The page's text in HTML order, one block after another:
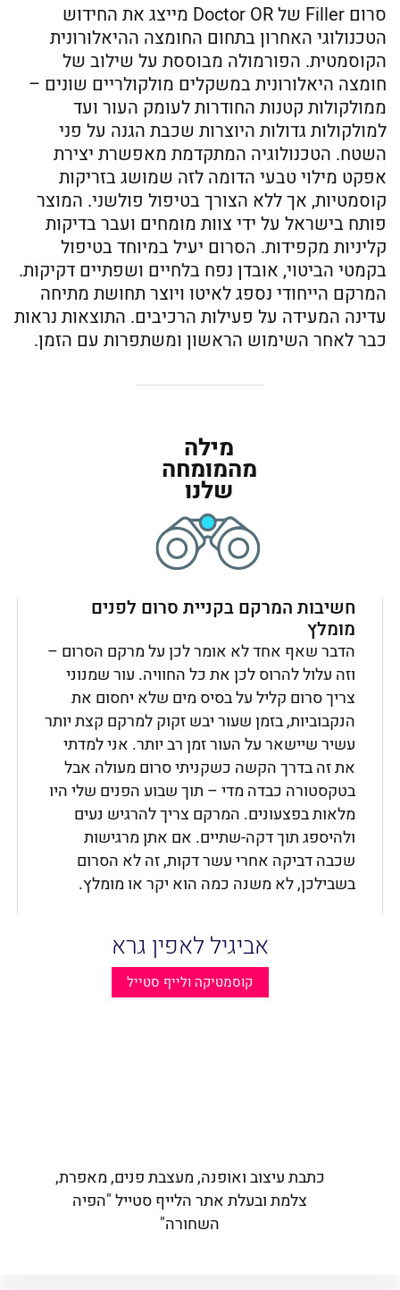
סרום Filler של Doctor OR מייצג את החידוש
הטכנולוגי האחרון בתחום החומצה ההיאלורונית
הקוסמטית. הפורמולה מבוססת על שילוב של
חומצה היאלורונית במשקלים מולקולריים שונים –
ממולקולות קטנות החודרות לעומק העור ועד
למולקולות גדולות היוצרות שכבת הגנה על פני
השטח. הטכנולוגיה המתקדמת מאפשרת יצירת
אפקט מילוי טבעי הדומה לזה שמושג בזריקות
קוסמטיות, אך ללא הצורך בטיפול פולשני. המוצר
פותח בישראל על ידי צוות מומחים ועבר בדיקות
קליניות מקפידות. הסרום יעיל במיוחד בטיפול
בקמטי הביטוי, אובדן נפח בלחיים ושפתיים דקיקות.
המרקם הייחודי נספג לאיטו ויוצר תחושת מתיחה
עדינה המעידה על פעילות הרכיבים. התוצאות נראות
כבר לאחר השימוש הראשון ומשתפרות עם הזמן.
מילה
מהמומחה
שלנו
חשיבות המרקם בקניית סרום לפנים
מומלץ
הדבר שאף אחד לא אומר לכן על מרקם הסרום –
וזה עלול להרוס לכן את כל החוויה. עור שמנוני
צריך סרום קליל על בסיס מים שלא יחסום את
הנקבוביות, בזמן שעור יבש זקוק למרקם קצת יותר
עשיר שיישאר על העור זמן רב יותר. אני למדתי
את זה בדרך הקשה כשקניתי סרום מעולה אבל
בטקסטורה כבדה מדי – תוך שבוע הפנים שלי היו
מלאות בפצעונים. המרקם צריך להרגיש נעים
ולהיספג תוך דקה-שתיים. אם אתן מרגישות
שכבה דביקה אחרי עשר דקות, זה לא הסרום
בשבילכן, לא משנה כמה הוא יקר או מומלץ.
אביגיל לאפין גרא
קוסמטיקה ולייף סטייל
כתבת עיצוב ואופנה, מעצבת פנים, מאפרת,
צלמת ובעלת אתר הלייף סטייל "הפיה
השחורה"